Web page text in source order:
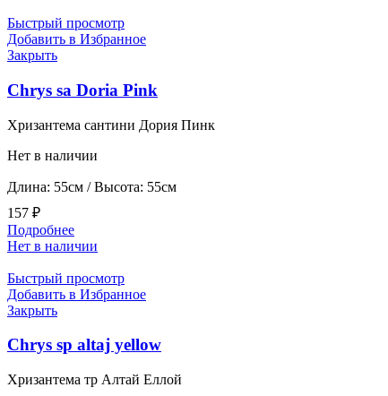
Быстрый просмотр
Добавить в Избранное
Закрыть
Chrys sa Doria Pink
Хризантема сантини Дория Пинк
Нет в наличии
Длина: 55см / Высота: 55см
157 ₽
Подробнее
Нет в наличии
Быстрый просмотр
Добавить в Избранное
Закрыть
Chrys sp altaj yellow
Хризантема тр Алтай Еллой